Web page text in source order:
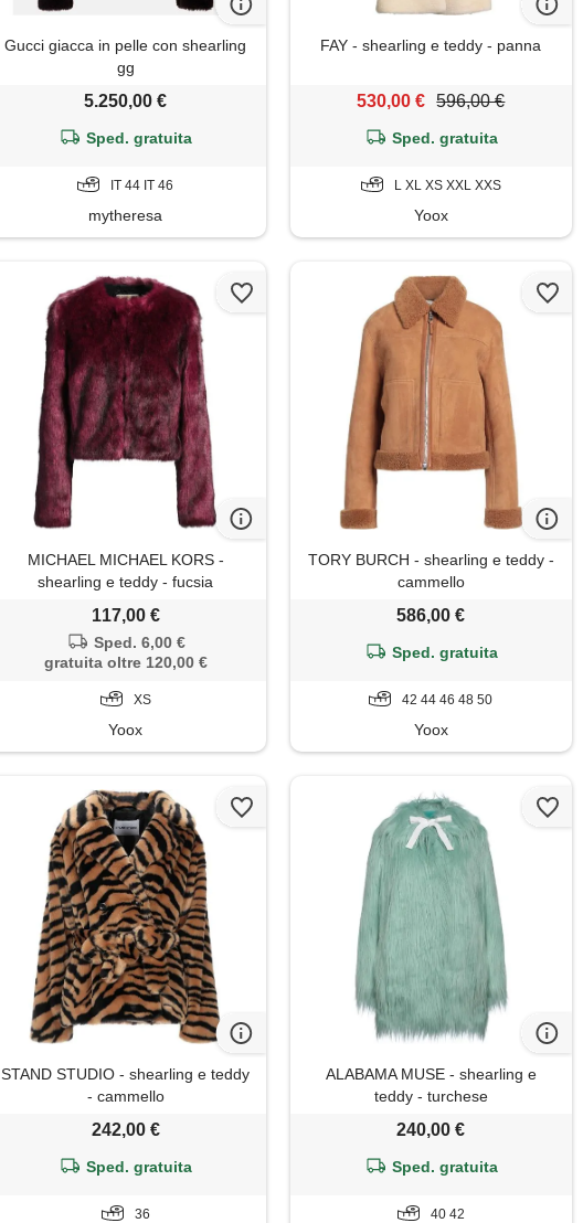
Gucci giacca in pelle con shearling
gg
5.250,00 €
Sped. gratuita
IT 44 IT 46
mytheresa
FAY - shearling e teddy - panna
530,00 € 596,00 €
Sped. gratuita
L XL XS XXL XXS
Yoox
MICHAEL MICHAEL KORS -
shearling e teddy - fucsia
117,00 €
Sped. 6,00 €
gratuita oltre 120,00 €
XS
Yoox
TORY BURCH - shearling e teddy -
cammello
586,00 €
Sped. gratuita
42 44 46 48 50
Yoox
STAND STUDIO - shearling e teddy
- cammello
242,00 €
Sped. gratuita
36
ALABAMA MUSE - shearling e
teddy - turchese
240,00 €
Sped. gratuita
40 42